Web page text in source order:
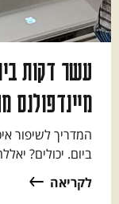
עשר דקות
מיינדפולנס
ביום. יכולים?
לקריאה